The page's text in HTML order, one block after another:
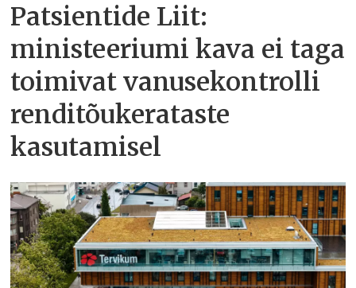
Patsientide Liit:
ministeeriumi kava ei taga
toimivat vanusekontrolli
renditõukerataste
kasutamisel